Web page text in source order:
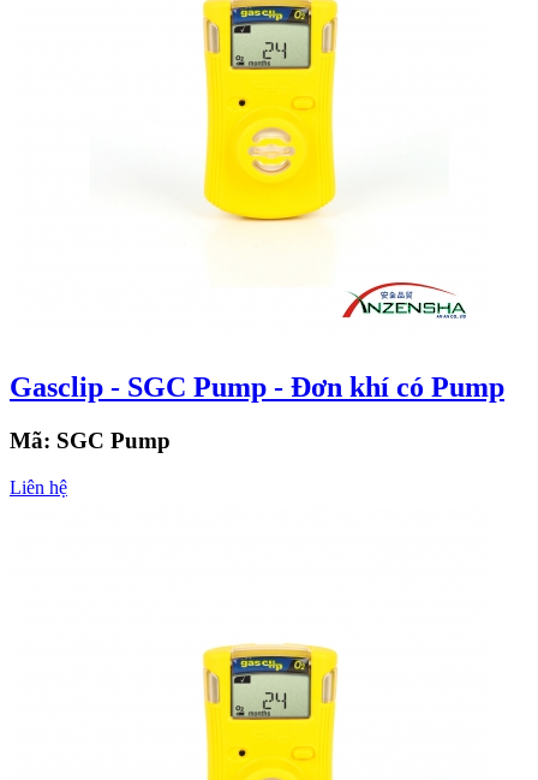
Gasclip - SGC Pump - Đơn khí có Pump
Mã: SGC Pump
Liên hệ